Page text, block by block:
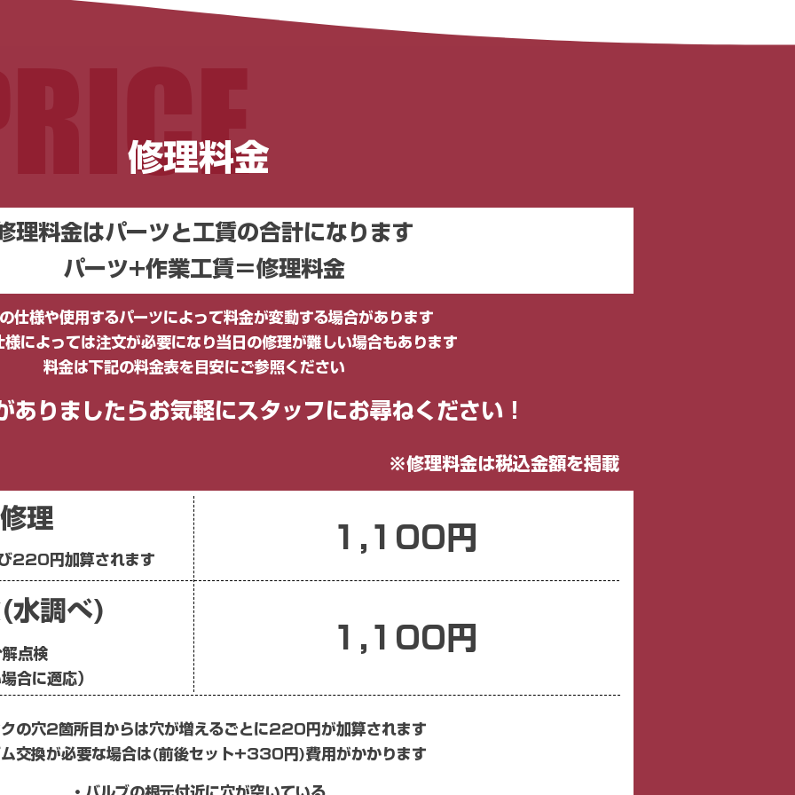
​PRICE
修理料金
理料金はパーツと工賃の合計になります
パーツ+作業工賃＝修理料金​​
仕様や使用するパーツによって料金が変動する場合があります
様によっては注文が必要になり​当日の修理が難しい場合もあります​
​料金は下記の料金表を目安にご参照ください
ありましたらお気軽にスタッフにお尋ねください！​
※修理料金は​税込金額を掲載
理
1,100円
水調べ)​
1,100円
の穴2箇所目からは穴が増えるごとに220円が加算されます
ム交換が必要な場合は(前後セット+330円)費用がかかります
・バルブの根元付近に穴が空いている
220円加算されます​
点検
合に適応）